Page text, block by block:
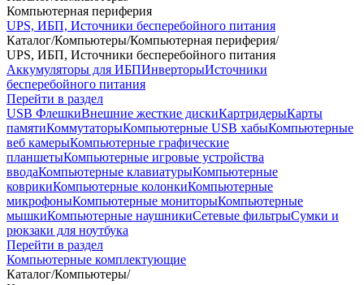
Компьютерная периферия
UPS, ИБП, Источники бесперебойного питания
Каталог/Компьютеры/Компьютерная периферия/
UPS, ИБП, Источники бесперебойного питания
Аккумуляторы для ИБПИнверторыИсточники
бесперебойного питания
Перейти в раздел
USB ФлешкиВнешние жесткие дискиКартридерыКарты
памятиКоммутаторыКомпьютерные USB хабыКомпьютерные
веб камерыКомпьютерные графические
планшетыКомпьютерные игровые устройства
вводаКомпьютерные клавиатурыКомпьютерные
коврикиКомпьютерные колонкиКомпьютерные
микрофоныКомпьютерные мониторыКомпьютерные
мышкиКомпьютерные наушникиСетевые фильтрыСумки и
рюкзаки для ноутбука
Перейти в раздел
Компьютерные комплектующие
Каталог/Компьютеры/